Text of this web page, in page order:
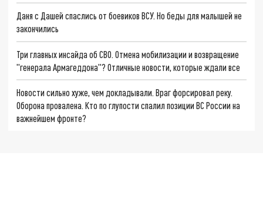
Даня с Дашей спаслись от боевиков ВСУ. Но беды для малышей не
закончились
Три главных инсайда об СВО. Отмена мобилизации и возвращение
"генерала Армагеддона"? Отличные новости, которые ждали все
Новости сильно хуже, чем докладывали. Враг форсировал реку.
Оборона провалена. Кто по глупости спалил позиции ВС России на
важнейшем фронте?